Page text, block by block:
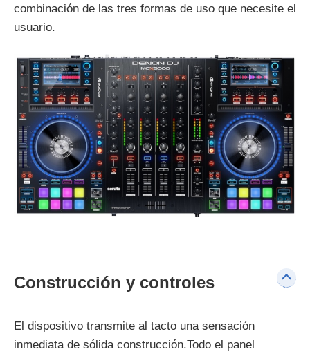
combinación de las tres formas de uso que necesite el
usuario.
Construcción y controles
El dispositivo transmite al tacto una sensación
inmediata de sólida construcción.Todo el panel